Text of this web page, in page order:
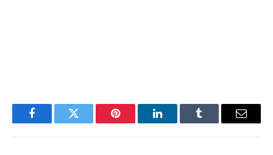
FacebookTwitter Pinterest LinkedInTumblr Email